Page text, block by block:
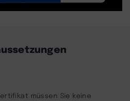
müssen Sie keine